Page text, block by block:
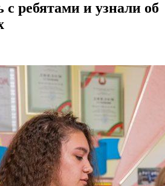
ребятами и узнали об